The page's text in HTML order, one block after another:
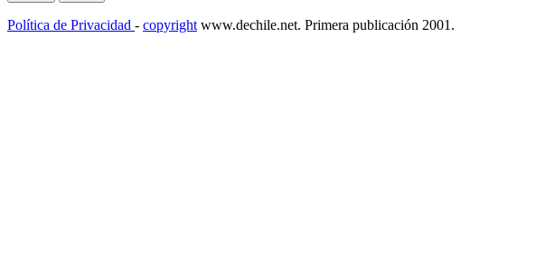
Política de Privacidad - copyright www.dechile.net. Primera publicación 2001.